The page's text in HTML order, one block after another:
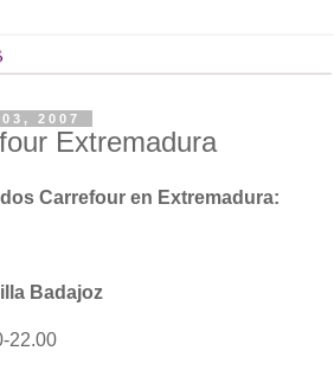
2007
Extremadura
Carrefour en Extremadura:
Badajoz
22.00